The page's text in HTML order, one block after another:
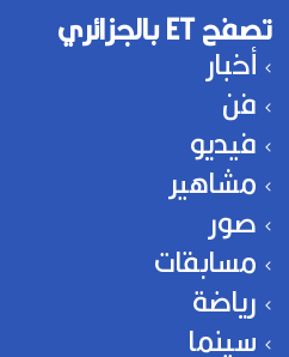
تصفح ET بالجزائري
أخبار
فن
فيديو
مشاهير
صور
مسابقات
رياضة
سينما